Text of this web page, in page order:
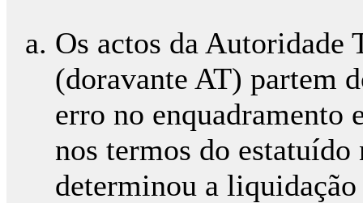
Os actos da Autoridade
(doravante AT) partem
erro no enquadramento
nos termos do
determinou a